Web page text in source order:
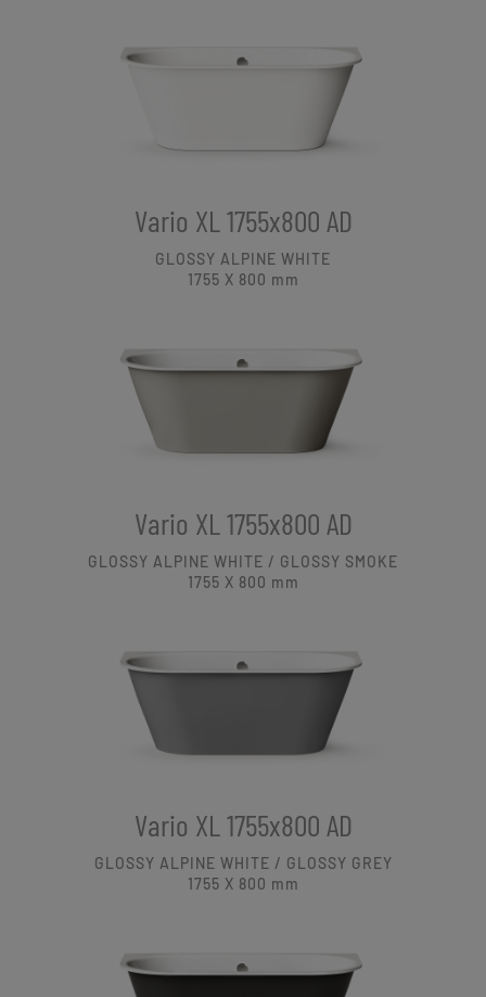
Vario XL 1755x800 AD
GLOSSY ALPINE WHITE
1755 X 800 mm
Vario XL 1755x800 AD
GLOSSY ALPINE WHITE / GLOSSY SMOKE
1755 X 800 mm
Vario XL 1755x800 AD
GLOSSY ALPINE WHITE / GLOSSY GREY
1755 X 800 mm